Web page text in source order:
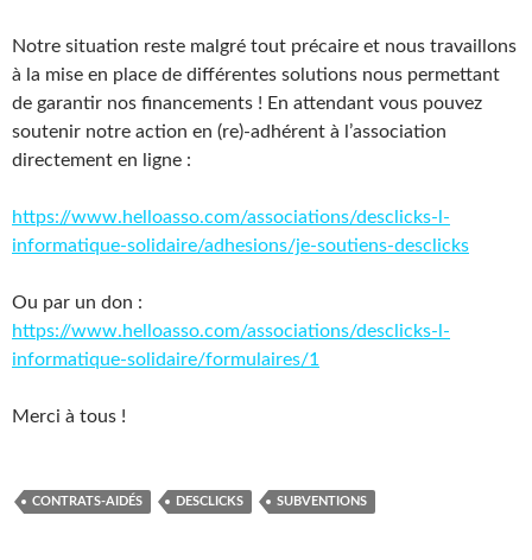
Notre situation reste malgré tout précaire et nous travaillons
à la mise en place de différentes solutions nous permettant
de garantir nos financements ! En attendant vous pouvez
soutenir notre action en (re)-adhérent à l’association
directement en ligne :
https://www.helloasso.com/associations/desclicks-l-
informatique-solidaire/adhesions/je-soutiens-desclicks
Ou par un don :
https://www.helloasso.com/associations/desclicks-l-
informatique-solidaire/formulaires/1
Merci à tous !
CONTRATS-AIDÉS DESCLICKS SUBVENTIONS